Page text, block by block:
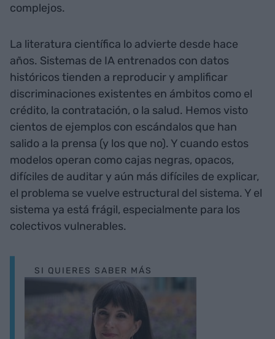
complejos.
La literatura científica lo advierte desde hace
años. Sistemas de IA entrenados con datos
históricos tienden a reproducir y amplificar
discriminaciones existentes en ámbitos como el
crédito, la contratación, o la salud. Hemos visto
cientos de ejemplos con escándalos que han
salido a la prensa (y los que no). Y cuando estos
modelos operan como cajas negras, opacos,
difíciles de auditar y aún más difíciles de explicar,
el problema se vuelve estructural del sistema. Y el
sistema ya está frágil, especialmente para los
colectivos vulnerables.
SI QUIERES SABER MÁS